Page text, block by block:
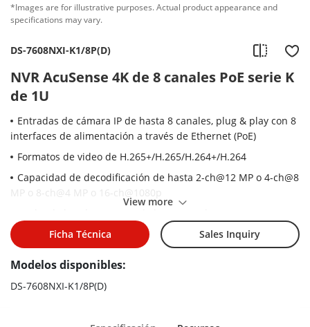
*Images are for illustrative purposes. Actual product appearance and
specifications may vary.
DS-7608NXI-K1/8P(D)
NVR AcuSense 4K de 8 canales PoE serie K
de 1U
Entradas de cámara IP de hasta 8 canales, plug & play con 8
interfaces de alimentación a través de Ethernet (PoE)
Formatos de video de H.265+/H.265/H.264+/H.264
Capacidad de decodificación de hasta 2-ch@12 MP o 4-ch@8
Adoptar la tecnología Hikvision Acusense para minimizar el
esfuerzo manual y los costos de seguridad
View more
Ficha Técnica Sales Inquiry
Modelos disponibles:
DS-7608NXI-K1/8P(D)